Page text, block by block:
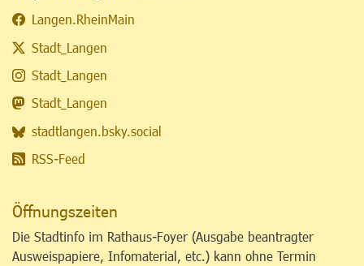
Langen.RheinMain
Stadt_Langen
Stadt_Langen
Stadt_Langen
stadtlangen.bsky.social
RSS-Feed
Öffnungszeiten
Die Stadtinfo im Rathaus-Foyer (Ausgabe beantragter
Ausweispapiere, Infomaterial, etc.) kann ohne Termin